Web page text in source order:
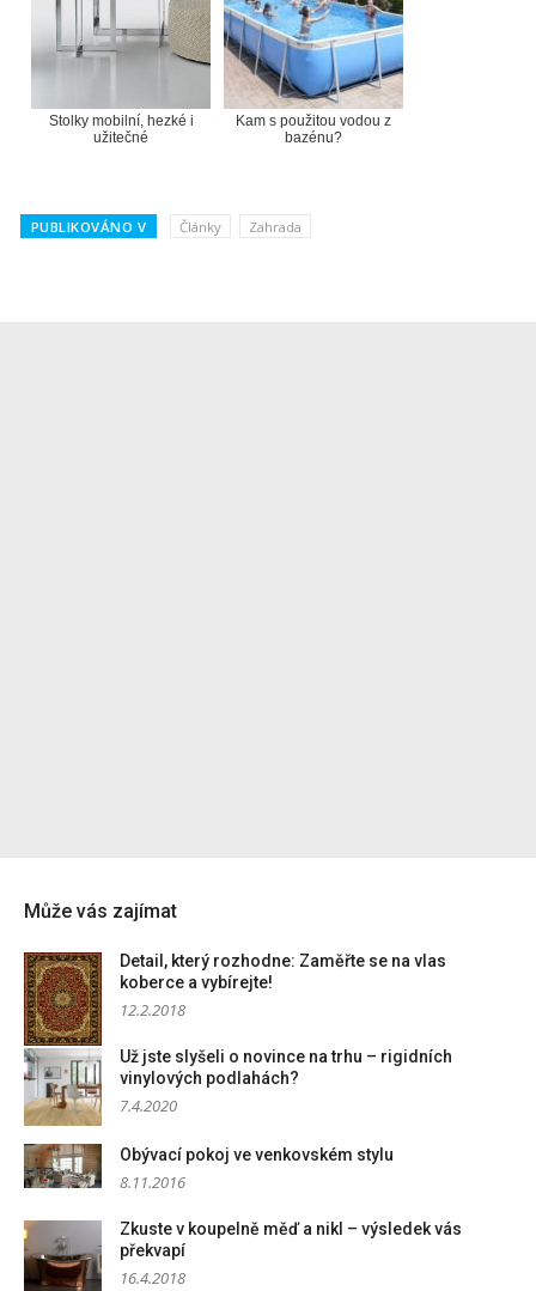
Stolky mobilní, hezké i
užitečné
Kam s použitou vodou z
bazénu?
PUBLIKOVÁNO V Články Zahrada
Může vás zajímat
Detail, který rozhodne: Zaměřte se na vlas
koberce a vybírejte!
12.2.2018
Už jste slyšeli o novince na trhu – rigidních
vinylových podlahách?
7.4.2020
Obývací pokoj ve venkovském stylu
8.11.2016
Zkuste v koupelně měď a nikl – výsledek vás
překvapí
16.4.2018